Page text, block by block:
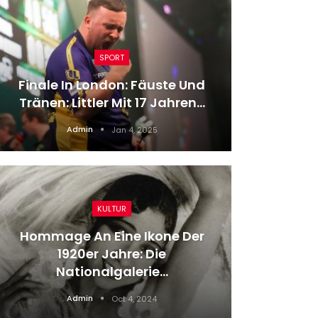
SPORT
Finale In London: Fäuste Und
Tränen: Littler Mit 17 Jahren…
Admin Jan 4, 2025
KULTUR
Hommage An Eine Ikone Der
1920er Jahre: Die
Nationalgalerie…
Admin Oct 4, 2024